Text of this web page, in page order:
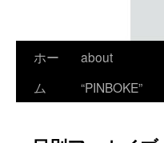
ホー
ム
about
“PINBOKE”